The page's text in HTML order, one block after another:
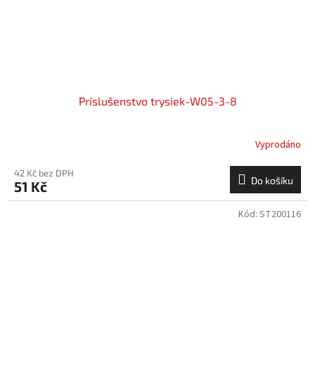
Príslušenstvo trysiek-W05-3-8
Vyprodáno
42 Kč bez DPH
51 Kč Do košíku
Kód: ST200116